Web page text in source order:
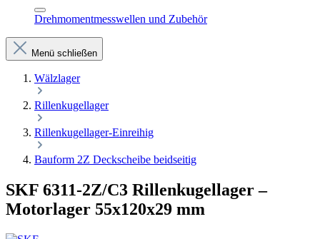
Drehmomentmesswellen und Zubehör
Menü schließen
Wälzlager
Rillenkugellager
Rillenkugellager-Einreihig
Bauform 2Z Deckscheibe beidseitig
SKF 6311-2Z/C3 Rillenkugellager –
Motorlager 55x120x29 mm